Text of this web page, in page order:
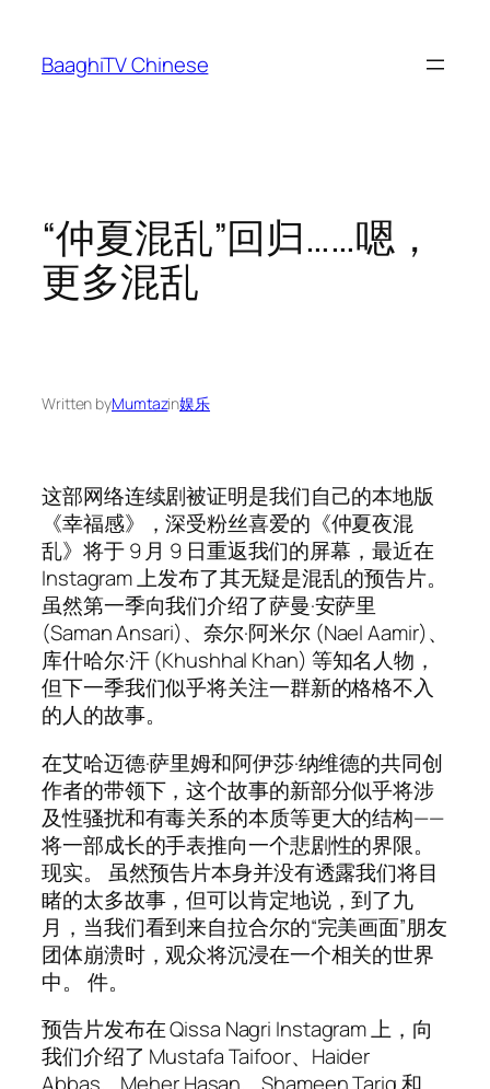
content
BaaghiTV Chinese
“仲夏混乱”回归……嗯，
更多混乱
Written byMumtazin娱乐
这部网络连续剧被证明是我们自己的本地版
《幸福感》，深受粉丝喜爱的《仲夏夜混
乱》将于 9 月 9 日重返我们的屏幕，最近在
Instagram 上发布了其无疑是混乱的预告片。
虽然第一季向我们介绍了萨曼·安萨里
(Saman Ansari)、奈尔·阿米尔 (Nael Aamir)、
库什哈尔·汗 (Khushhal Khan) 等知名人物，
但下一季我们似乎将关注一群新的格格不入
的人的故事。
在艾哈迈德·萨里姆和阿伊莎·纳维德的共同创
作者的带领下，这个故事的新部分似乎将涉
及性骚扰和有毒关系的本质等更大的结构——
将一部成长的手表推向一个悲剧性的界限。
现实。 虽然预告片本身并没有透露我们将目
睹的太多故事，但可以肯定地说，到了九
月，当我们看到来自拉合尔的“完美画面”朋友
团体崩溃时，观众将沉浸在一个相关的世界
中。 件。
预告片发布在 Qissa Nagri Instagram 上，向
我们介绍了 Mustafa Taifoor、Haider